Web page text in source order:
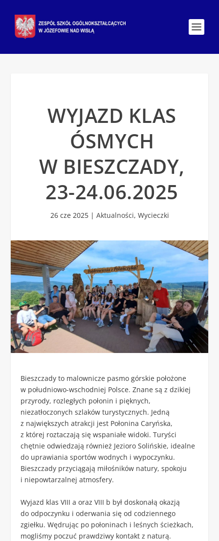
WYJAZD KLAS
ÓSMYCH
W BIESZCZADY,
23-24.06.2025
26 cze 2025| Aktualności, Wycieczki
Bieszczady to malownicze pasmo górskie położone
w południowo-wschodniej Polsce. Znane są z dzikiej
przyrody, rozległych połonin i pięknych,
niezatłoczonych szlaków turystycznych. Jedną
z największych atrakcji jest Połonina Caryńska,
z której roztaczają się wspaniałe widoki. Turyści
chętnie odwiedzają również Jezioro Solińskie, idealne
do uprawiania sportów wodnych i wypoczynku.
Bieszczady przyciągają miłośników natury, spokoju
i niepowtarzalnej atmosfery.
Wyjazd klas VIII a oraz VIII b był doskonałą okazją
do odpoczynku i oderwania się od codziennego
zgiełku. Wędrując po połoninach i leśnych ścieżkach,
mogliśmy poczuć prawdziwy kontakt z naturą.